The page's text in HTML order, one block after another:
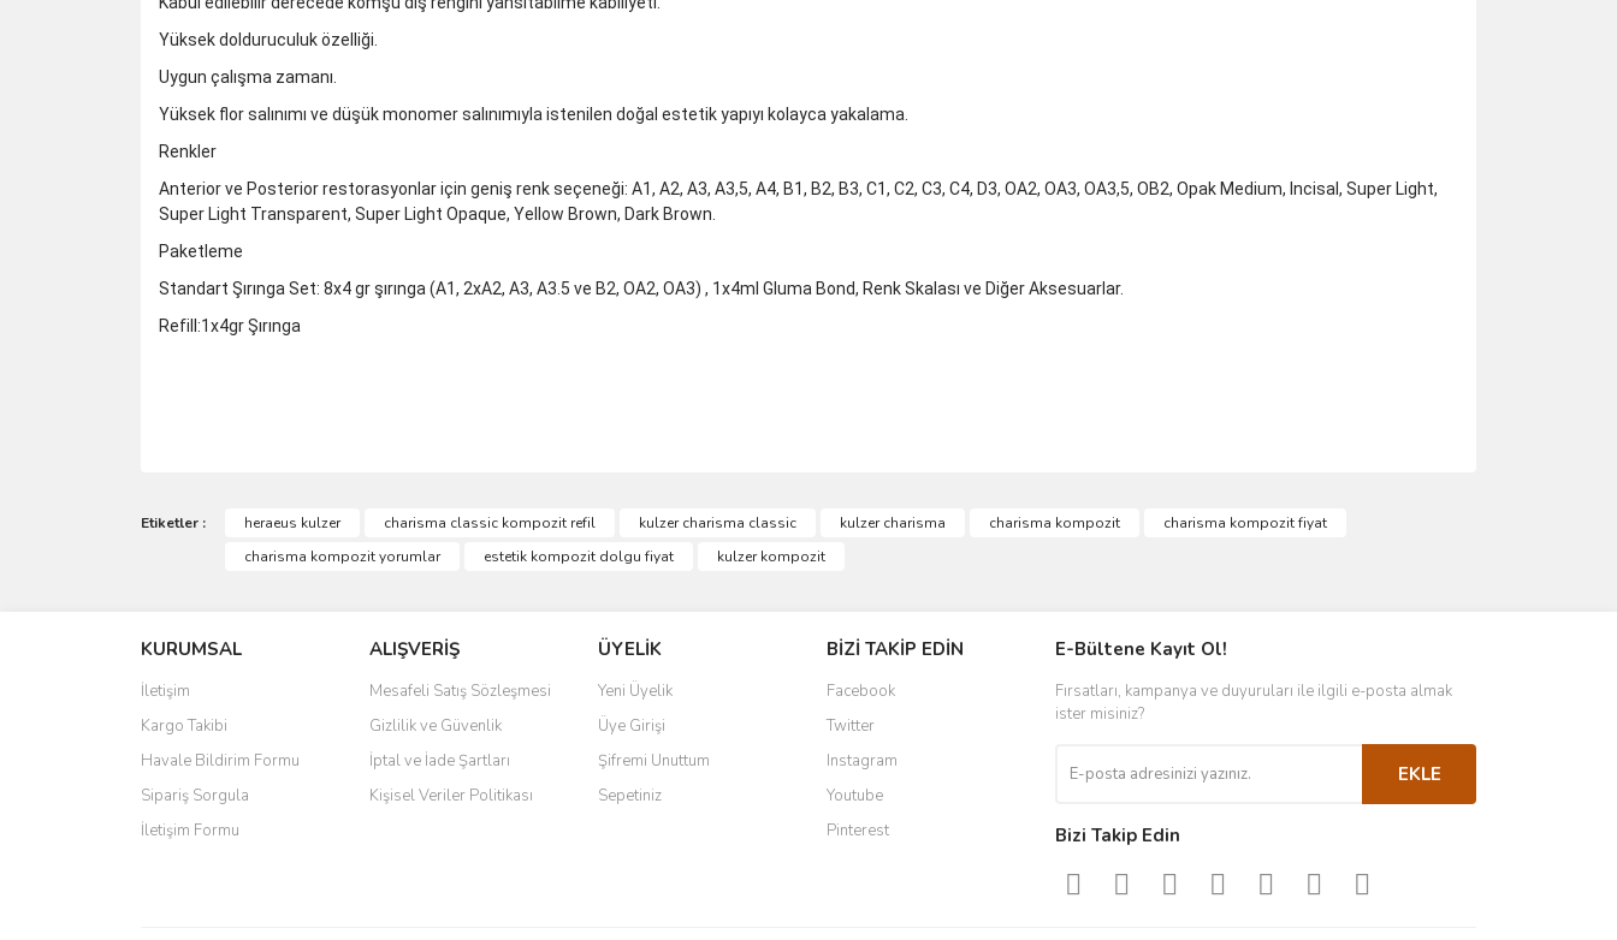
Yüksek dolduruculuk özelliği.
Uygun çalışma zamanı.
Yüksek flor salınımı ve düşük monomer salınımıyla istenilen doğal estetik yapıyı kolayca yakalama.
Renkler
Anterior ve Posterior restorasyonlar için geniş renk seçeneği: A1, A2, A3, A3,5, A4, B1, B2, B3, C1, C2, C3, C4, D3, OA2, OA3, OA3,5, OB2, Opak Medium, Incisal, Super Light,
Super Light Transparent, Super Light Opaque, Yellow Brown, Dark Brown.
Paketleme
Standart Şırınga Set: 8x4 gr şırınga (A1, 2xA2, A3, A3.5 ve B2, OA2, OA3) , 1x4ml Gluma Bond, Renk Skalası ve Diğer Aksesuarlar.
Refill:1x4gr Şırınga
Görüş ve önerileriniz için teşekkür ederiz.
Ürün bilgilerinde hatalar bulunuyor.
Ürün fiyatı diğer sitelerden daha pahalı.
Bu ürüne benzer farklı alternatifler olmalı.
Etiketler : heraeus kulzer charisma classic kompozit refil kulzer charisma classic kulzer charisma charisma kompozit
charisma kompozit fiyat
charisma kompozit yorumlar
estetik kompozit dolgu fiyat kulzer kompozit
KURUMSAL
İletişim
Kargo Takibi
Havale Bildirim Formu
Sipariş Sorgula
İletişim Formu
ALIŞVERİŞ
Mesafeli Satış Sözleşmesi
Gizlilik ve Güvenlik
İptal ve İade Şartları
Kişisel Veriler Politikası
ÜYELİK
Yeni Üyelik
Üye Girişi
Şifremi Unuttum
Sepetiniz
BİZİ TAKİP EDİN
Facebook
Twitter
Instagram
Youtube
Pinterest
E-Bültene Kayıt Ol!
Fırsatları, kampanya ve duyuruları ile ilgili e-posta almak
ister misiniz?
EKLE
Bizi Takip Edin